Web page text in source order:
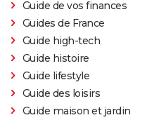
Guide de vos finances
Guides de France
Guide high-tech
Guide histoire
Guide lifestyle
Guide des loisirs
Guide maison et jardin